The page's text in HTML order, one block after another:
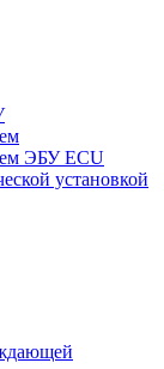
ЭБУ ECU
установкой